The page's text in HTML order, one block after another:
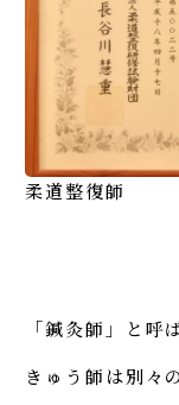
柔道整復師
「鍼灸師」と呼
きゅう師は別々